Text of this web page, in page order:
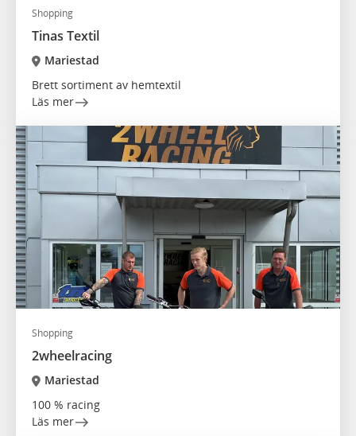
Shopping
Tinas Textil
Mariestad
Brett sortiment av hemtextil
Läs mer
Shopping
2wheelracing
Mariestad
100 % racing
Läs mer